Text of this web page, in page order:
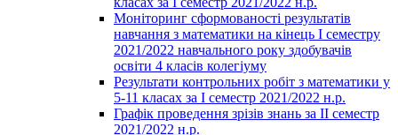
Моніторинг сформованості результатів
навчання з математики на кінець І семестру
2021/2022 навчального року здобувачів
освіти 4 класів колегіуму
Результати контрольних робіт з математики у
5-11 класах за І семестр 2021/2022 н.р.
Графік проведення зрізів знань за ІІ семестр
2021/2022 н.р.